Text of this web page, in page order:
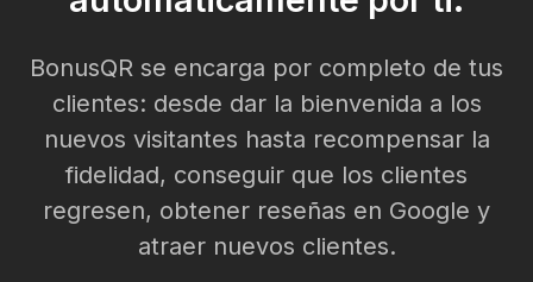
BonusQR se encarga por completo de tus
clientes: desde dar la bienvenida a los
nuevos visitantes hasta recompensar la
fidelidad, conseguir que los clientes
regresen, obtener reseñas en Google y
atraer nuevos clientes.